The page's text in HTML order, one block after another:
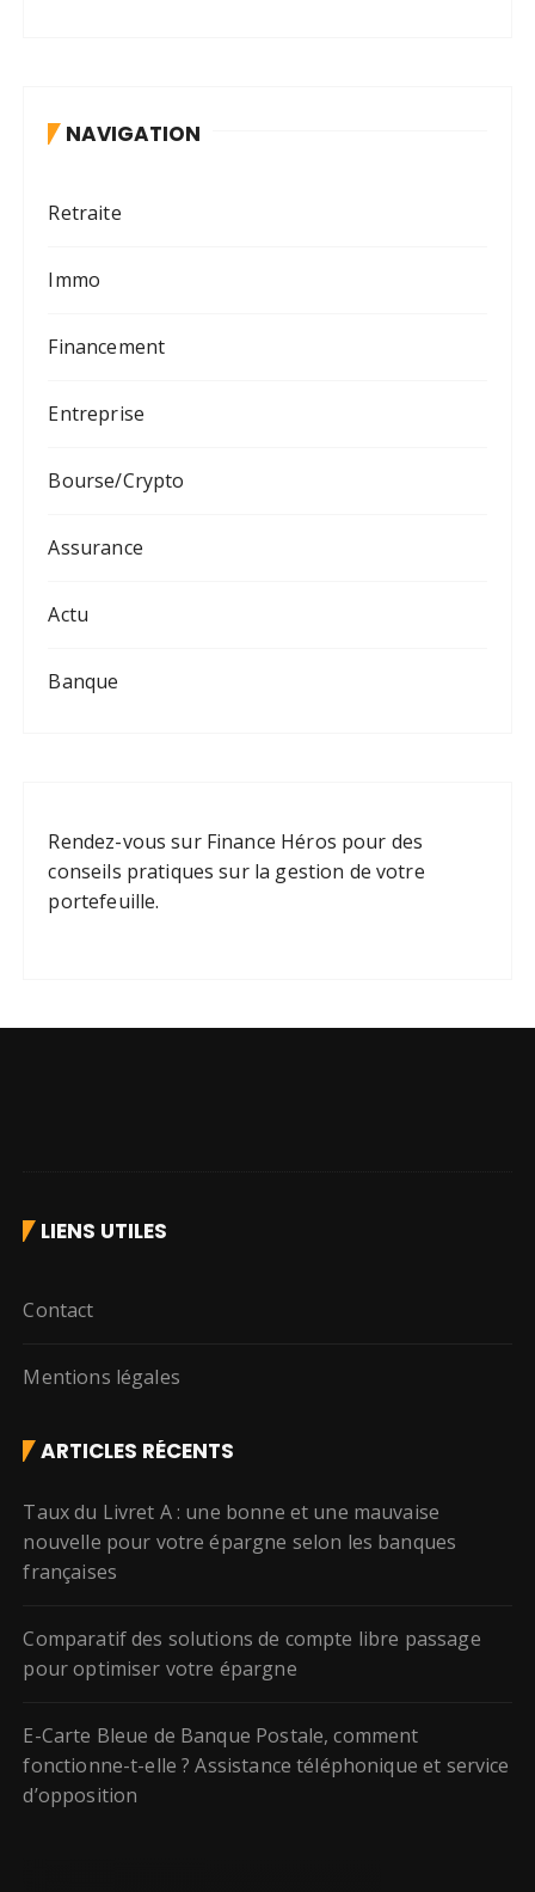
NAVIGATION
Retraite
Immo
Financement
Entreprise
Bourse/Crypto
Assurance
Actu
Banque
Rendez-vous sur Finance Héros pour des
conseils pratiques sur la gestion de votre
portefeuille.
LIENS UTILES
Contact
Mentions légales
ARTICLES RÉCENTS
Taux du Livret A : une bonne et une mauvaise
nouvelle pour votre épargne selon les banques
françaises
Comparatif des solutions de compte libre passage
pour optimiser votre épargne
E-Carte Bleue de Banque Postale, comment
fonctionne-t-elle ? Assistance téléphonique et service
d’opposition